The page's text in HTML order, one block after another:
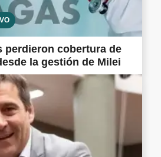
perdieron cobertura de
la gestión de Milei